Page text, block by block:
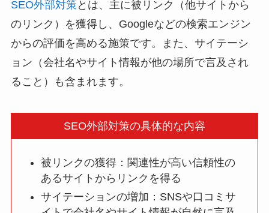
SEO外部対策とは、主に被リンク（他サイトから
のリンク）を獲得し、Googleなどの検索エンジン
からの評価を高める施策です。また、サイテーシ
ョン（会社名やサイト情報が他の場所で言及され
ること）も含まれます。
SEO外部対策の具体的な内容
被リンクの獲得：関連性が高い信頼性の
あるサイトからリンクを得る
サイテーションの増加：SNSや口コミサ